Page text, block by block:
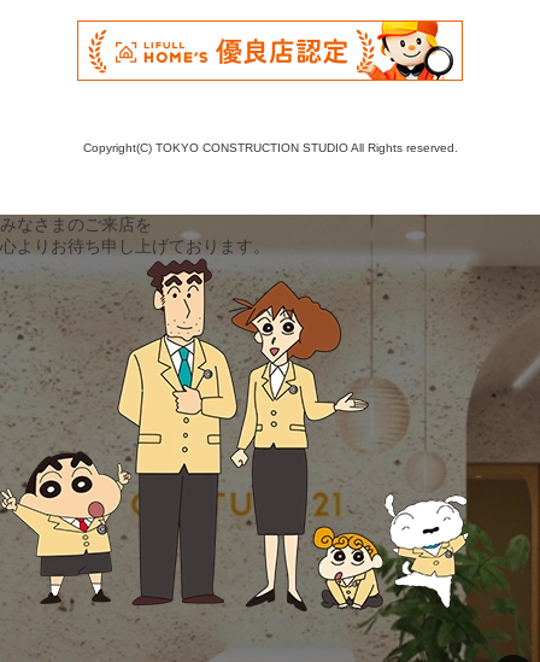
Copyright(C) TOKYO CONSTRUCTION STUDIO All Rights reserved.
みなさまのご来店を
心よりお待ち申し上げております。